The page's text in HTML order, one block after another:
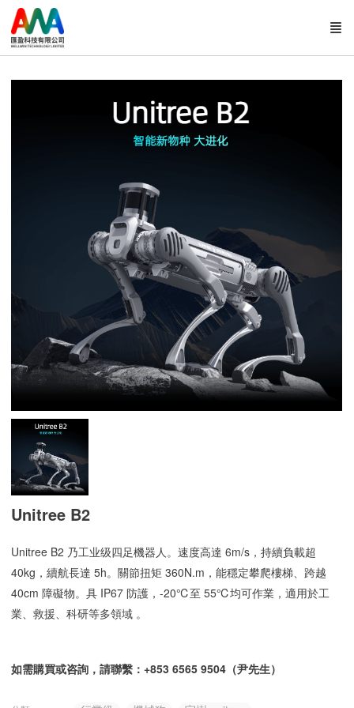
Unitree B2
Unitree B2 乃工业级四足機器人。速度高達 6m/s，持續負載超
40kg，續航長達 5h。關節扭矩 360N.m，能穩定攀爬樓梯、跨越
40cm 障礙物。具 IP67 防護，-20℃至 55℃均可作業，適用於工
業、救援、科研等多領域 。
如需購買或咨詢，請聯繫：+853 6565 9504（尹先生）